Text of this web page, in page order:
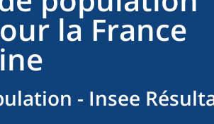
la France
- Insee